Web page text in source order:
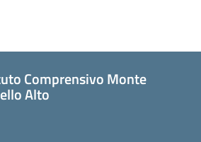
Comprensivo Monte
Alto